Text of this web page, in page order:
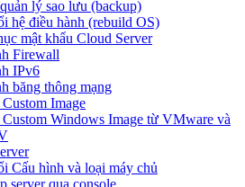
lý sao lưu (backup)
hệ điều hành (rebuild OS)
mật khẩu Cloud Server
Firewall
IPv6
băng thông mạng
Image
Windows Image từ VMware và
Cấu hình và loại máy chủ
server qua console